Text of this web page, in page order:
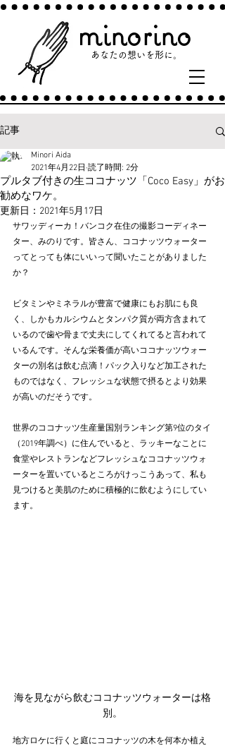
minorino
あなたの​想いを形に。​
記事
プルタブ付きの生ココナッツ「Coco Easy」がお
勧めなワケ。
Minori Aida
2021年4月22日 読了時間: 2分
更新日： 2021年5月17日
サワッディーカ！バンコク在住の撮影コーディネー
ター、みのりです。皆さん、ココナッツウォーター
ってとっても体にいいって聞いたことがありました
か？
ビタミンやミネラルが豊富で健康にもお肌にも良
く、しかもカルシウムとタンパク質が両方含まれて
いるので歯や骨まで丈夫にしてくれてると言われて
いるんです。そんな栄養価が高いココナッツウォー
ターの別名は飲む点滴！パック入りなど加工された
ものではなく、フレッシュな状態で摂るとより効果
が高いのだそうです。
世界のココナッツ生産量国別ランキング第9位のタイ
（2019年調べ）に住んでいると、ラッキーなことに
食堂やレストランなどフレッシュなココナッツウォ
ーターを置いているところがけっこうあって、私も
見つけると美肌のために積極的に飲むようにしてい
ます。
海を見ながら飲むココナッツウォーターは格
別。
地方ロケに行くと庭にココナッツの木を何本か植え